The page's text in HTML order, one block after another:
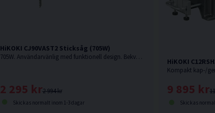
HiKOKI CJ90VAST2 Sticksåg (705W)
705W. Användarvänlig med funktionell design. Bekvämt, gummibelagt grepp.
2 994 kr
2 295 kr
Skickas normalt inom 1-3 dagar
HiKOKI
9 895 kr
Skickas